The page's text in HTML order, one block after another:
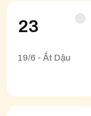
23
19/6 - Ất Dậu